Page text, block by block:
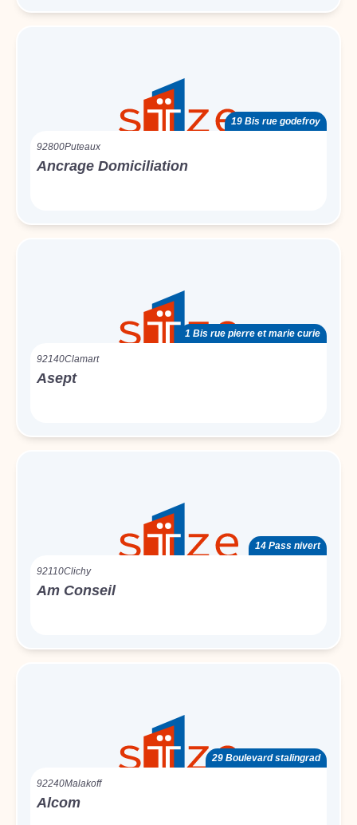
19 Bis rue godefroy
92800Puteaux
Ancrage Domiciliation
1 Bis rue pierre et marie curie
92140Clamart
Asept
14 Pass nivert
92110Clichy
Am Conseil
29 Boulevard stalingrad
92240Malakoff
Alcom